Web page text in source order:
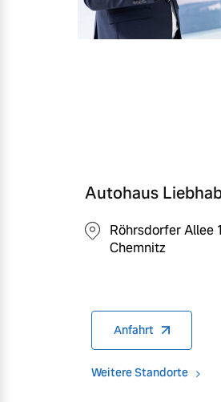
Autohaus
Röhrsdorfer Allee
Chemnitz
Anfahrt
Weitere Standorte